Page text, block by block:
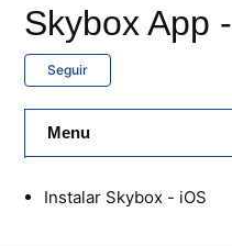
Skybox App
Seguir
Menu
Instalar Skybox - iOS